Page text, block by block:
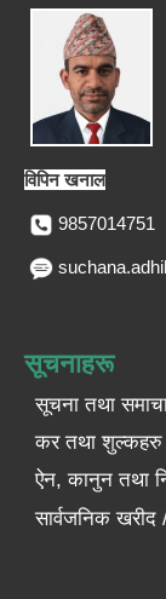
विपिन खनाल
9857014751
सूचनाहरू
सूचना तथा
कर तथा शुल्कहरु
ऐन, कानुन तथा
सार्वजनिक खरीद